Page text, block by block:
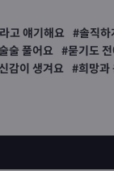
고 얘기해요 #솔직하
술 풀어요 #묻기도
감이 생겨요 #희망과